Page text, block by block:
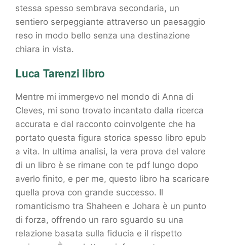
stessa spesso sembrava secondaria, un
sentiero serpeggiante attraverso un paesaggio
reso in modo bello senza una destinazione
chiara in vista.
Luca Tarenzi libro
Mentre mi immergevo nel mondo di Anna di
Cleves, mi sono trovato incantato dalla ricerca
accurata e dal racconto coinvolgente che ha
portato questa figura storica spesso libro epub
a vita. In ultima analisi, la vera prova del valore
di un libro è se rimane con te pdf lungo dopo
averlo finito, e per me, questo libro ha scaricare
quella prova con grande successo. Il
romanticismo tra Shaheen e Johara è un punto
di forza, offrendo un raro sguardo su una
relazione basata sulla fiducia e il rispetto